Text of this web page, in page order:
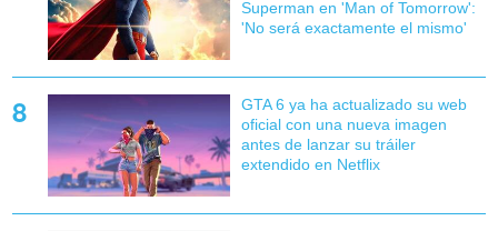
Superman en 'Man of Tomorrow':
'No será exactamente el mismo'
GTA 6 ya ha actualizado su web
oficial con una nueva imagen
antes de lanzar su tráiler
extendido en Netflix